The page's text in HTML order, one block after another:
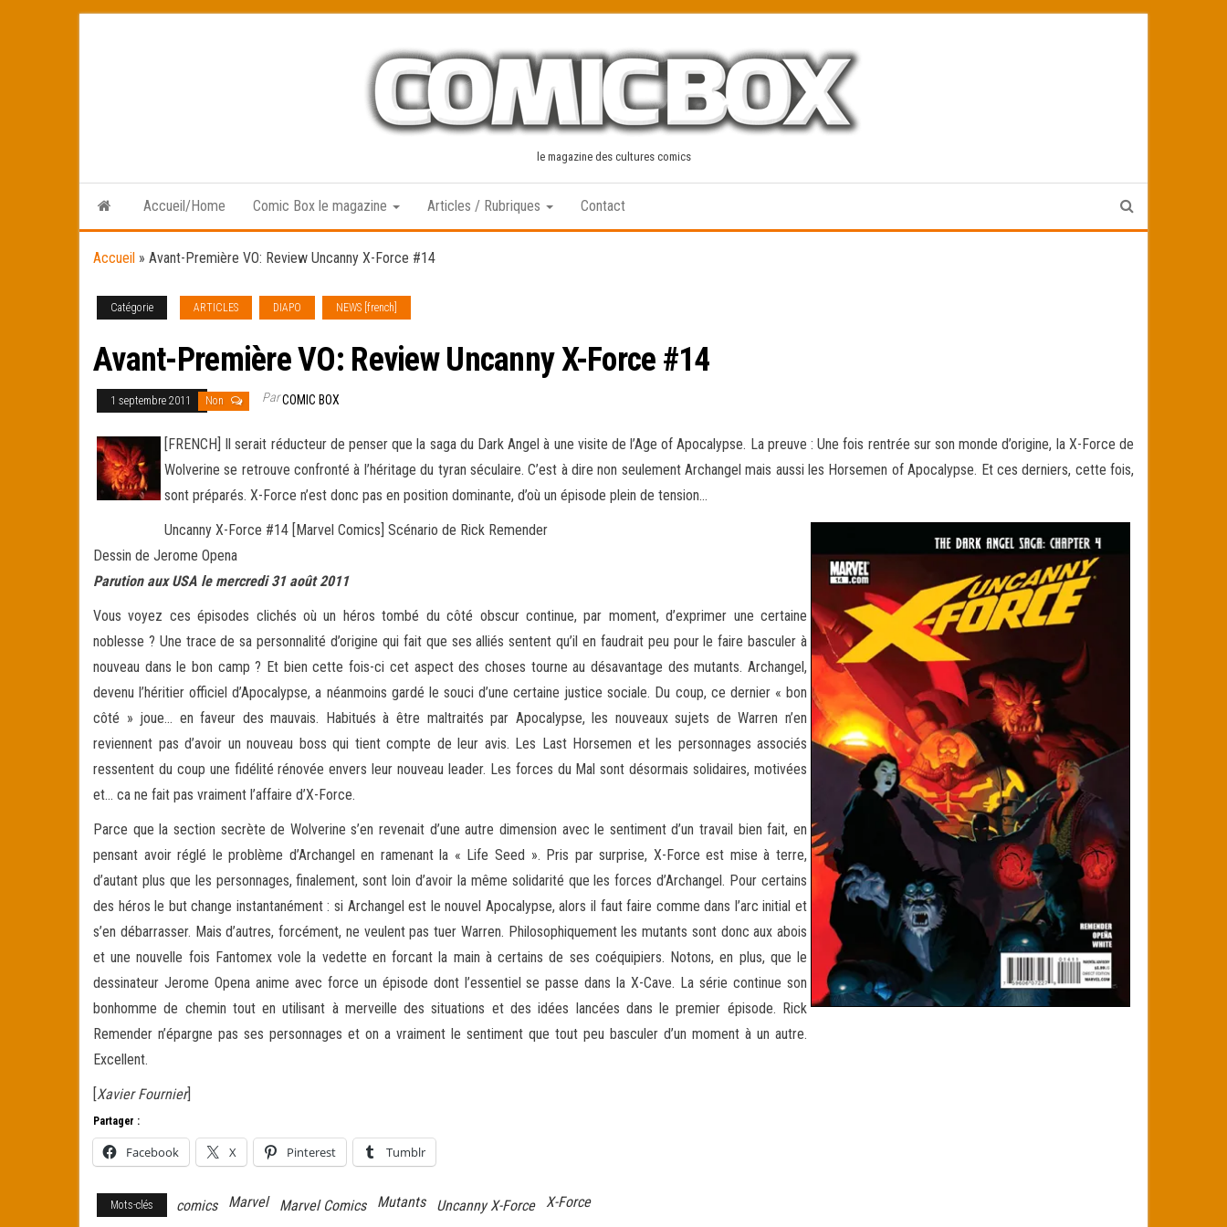
le magazine des cultures comics
Accueil/Home Comic Box le magazine Articles / Rubriques Contact
Accueil » Avant-Première VO: Review Uncanny X-Force #14
Catégorie ARTICLES DIAPO NEWS [french]
Avant-Première VO: Review Uncanny X-Force #14
1 septembre 2011 Non ParCOMIC BOX
[FRENCH] Il serait réducteur de penser que la saga du Dark Angel à une visite de l’Age of Apocalypse. La preuve : Une fois rentrée sur son monde d’origine, la X-Force de
Wolverine se retrouve confronté à l’héritage du tyran séculaire. C’est àdire non seulement Archangel mais aussi les Horsemen of Apocalypse. Et ces derniers, cette fois,
sont préparés. X-Force n’est donc pas en position dominante, d’où un épisode plein de tension…
Uncanny X-Force #14 [Marvel Comics] Scénario de Rick Remender
Dessin de Jerome Opena
Parution aux USA le mercredi 31 août 2011
Vous voyez ces épisodes clichés où un héros tombé du côté obscur continue, par moment, d’exprimer une certaine
noblesse ? Une trace de sa personnalité d’origine qui fait que ses alliés sentent qu’il en faudrait peu pour le faire basculer à
nouveau dans le bon camp ? Et bien cette fois-ci cet aspect des choses tourne au désavantage des mutants. Archangel,
devenu l’héritier officiel d’Apocalypse, a néanmoins gardé le souci d’une certaine justice sociale. Du coup, ce dernier « bon
côté » joue… en faveur des mauvais. Habitués à être maltraités par Apocalypse, les nouveaux sujets de Warren n’en
reviennent pas d’avoir un nouveau boss qui tient compte de leur avis. Les Last Horsemen et les personnages associés
ressentent du coup une fidélité rénovée envers leur nouveau leader. Les forces du Mal sont désormais solidaires, motivées
et… ca ne fait pas vraiment l’affaire d’X-Force.
Parce que la section secrète de Wolverine s’en revenait d’une autre dimension avec le sentiment d’un travail bien fait, en
pensant avoir réglé le problème d’Archangel en ramenant la « Life Seed ». Pris par surprise, X-Force est mise à terre,
d’autant plus que les personnages, finalement, sont loin d’avoir la même solidarité que les forces d’Archangel. Pour certains
des héros le but change instantanément : si Archangel est le nouvel Apocalypse, alors il faut faire comme dans l’arc initial et
s’en débarrasser. Mais d’autres, forcément, ne veulent pas tuer Warren. Philosophiquement les mutants sont donc aux abois
et une nouvelle fois Fantomex vole la vedette en forcant la main à certains de ses coéquipiers. Notons, en plus, que le
dessinateur Jerome Opena anime avec force un épisode dont l’essentiel se passe dans la X-Cave. La série continue son
bonhomme de chemin tout en utilisant à merveille des situations et des idées lancées dans le premier épisode. Rick
Remender n’épargne pas ses personnages et on a vraiment le sentiment que tout peu basculer d’un moment à un autre.
Excellent.
[Xavier Fournier]
Partager :
Facebook X Pinterest Tumblr
Mots-clés comics Marvel Marvel Comics Mutants Uncanny X-Force X-Force